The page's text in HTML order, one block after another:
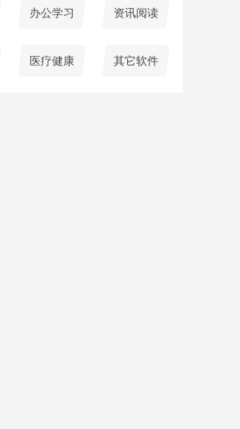
办公学习 资讯阅读
医疗健康 其它软件